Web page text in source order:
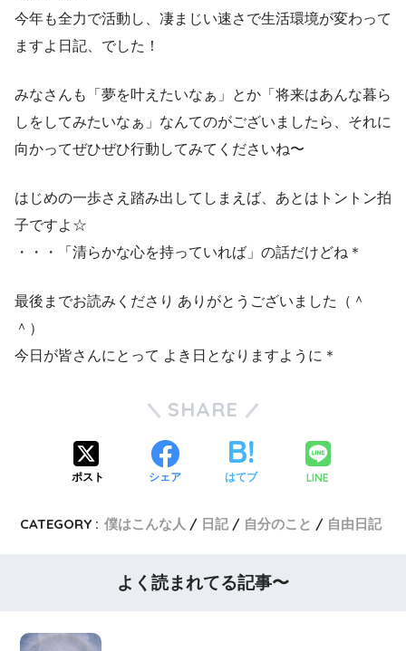
今年も全力で活動し、凄まじい速さで生活環境が変わって
ますよ日記、でした！
みなさんも「夢を叶えたいなぁ」とか「将来はあんな暮ら
しをしてみたいなぁ」なんてのがございましたら、それに
向かってぜひぜひ行動してみてくださいね〜
はじめの一歩さえ踏み出してしまえば、あとはトントン拍
子ですよ☆
・・・「清らかな心を持っていれば」の話だけどね＊
最後までお読みくださり ありがとうございました（＾
＾）
今日が皆さんにとって よき日となりますように＊
SHARE
ポスト シェア はてブ LINE
CATEGORY : 僕はこんな人 日記 自分のこと 自由日記
よく読まれてる記事〜